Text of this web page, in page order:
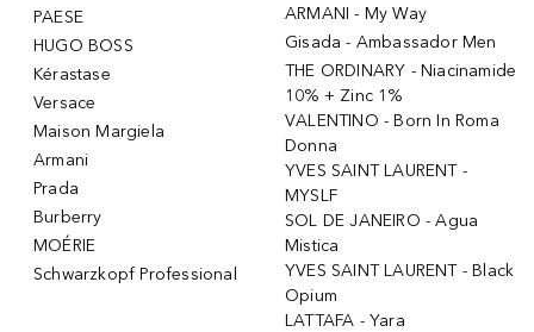
PAESE
HUGO BOSS
Kérastase
Versace
Maison Margiela
Armani
Prada
Burberry
MOÉRIE
Schwarzkopf Professional
ARMANI - My Way
Gisada - Ambassador Men
THE ORDINARY - Niacinamide
10% + Zinc 1%
VALENTINO - Born In Roma
Donna
YVES SAINT LAURENT -
MYSLF
SOL DE JANEIRO - Agua
Mistica
YVES SAINT LAURENT - Black
Opium
LATTAFA - Yara